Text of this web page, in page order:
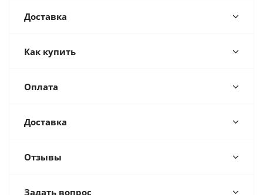
Доставка
Как купить
Оплата
Доставка
Отзывы
Задать вопрос